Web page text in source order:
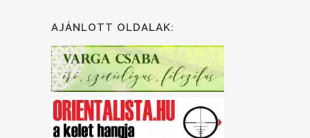
AJÁNLOTT OLDALAK: